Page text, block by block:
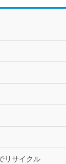
リサイクル